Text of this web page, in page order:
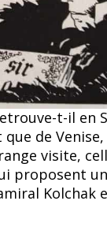
t-il en
que de
visite,
proposent